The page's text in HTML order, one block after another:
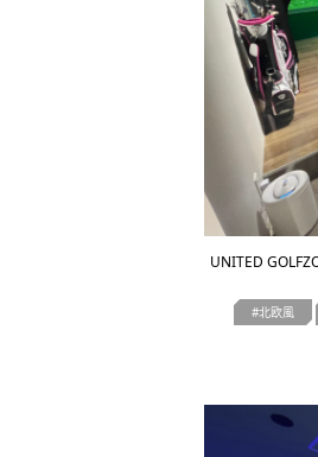
UNITED
北欧風